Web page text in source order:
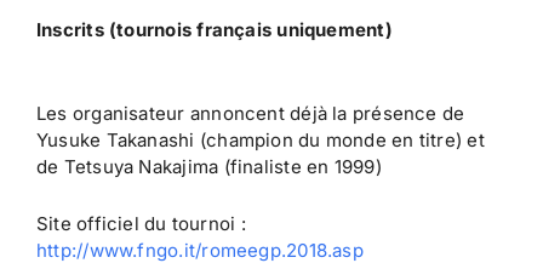
Inscrits (tournois français uniquement)
Les organisateur annoncent déjà la présence de
Yusuke Takanashi (champion du monde en titre) et
de Tetsuya Nakajima (finaliste en 1999)
Site officiel du tournoi :
http://www.fngo.it/romeegp.2018.asp